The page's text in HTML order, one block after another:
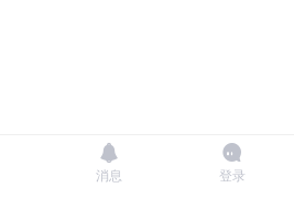
消息 登录